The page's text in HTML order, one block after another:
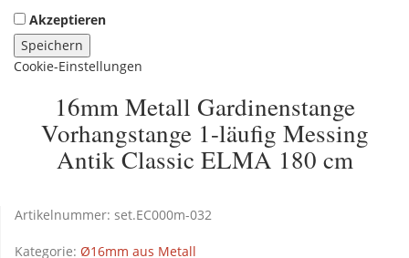
Akzeptieren
Speichern
Cookie-Einstellungen
16mm Metall Gardinenstange
Vorhangstange 1-läufig Messing
Antik Classic ELMA 180 cm
Artikelnummer: set.EC000m-032
Kategorie: Ø16mm aus Metall